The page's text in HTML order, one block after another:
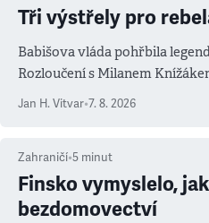
Tři výstřely pro
Babišova vláda pohřbila
Rozloučení s Milanem
salvy i kritika pokrokářů
Jan H. Vitvar•7. 8. 2026
Zahraničí•5 minut
Finsko vymyslelo,
bezdomovectví